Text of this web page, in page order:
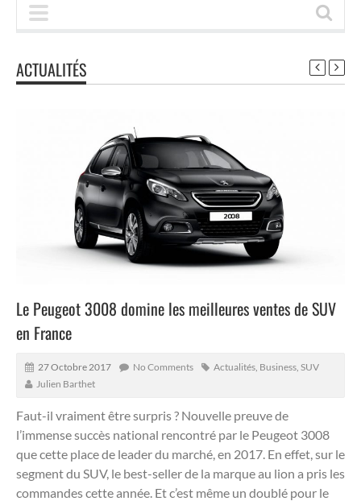
ACTUALITÉS
Le Peugeot 3008 domine les meilleures ventes de SUV
en France
27 Octobre 2017 No Comments Actualités Business SUV
Julien Barthet
Faut-il vraiment être surpris ? Nouvelle preuve de
l’immense succès national rencontré par le Peugeot 3008
que cette place de leader du marché, en 2017. En effet, sur le
segment du SUV, le best-seller de la marque au lion a pris les
commandes cette année. Et c’est même un doublé pour le